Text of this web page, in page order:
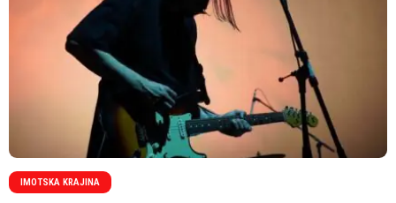
IMOTSKA KRAJINA